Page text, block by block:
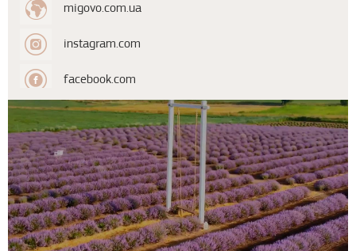
migovo.com.ua
instagram.com
facebook.com